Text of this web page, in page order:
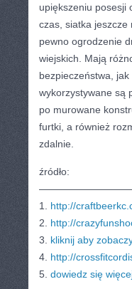
upiększeniu posesji
czas, siatka jeszcze
pewno ogrodzenie
wiejskich. Mają
bezpieczeństwa,
wykorzystywane są
po murowane
furtki, a również
zdalnie.
źródło:
1. http://
2. http://
3. kliknij aby
4. http://
5. dowiedz się